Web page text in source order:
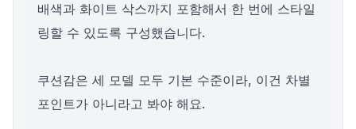
배색과 화이트 삭스까지 포함해서 한 번에 스타일
링할 수 있도록 구성했습니다.
쿠션감은 세 모델 모두 기본 수준이라, 이건 차별
포인트가 아니라고 봐야 해요.